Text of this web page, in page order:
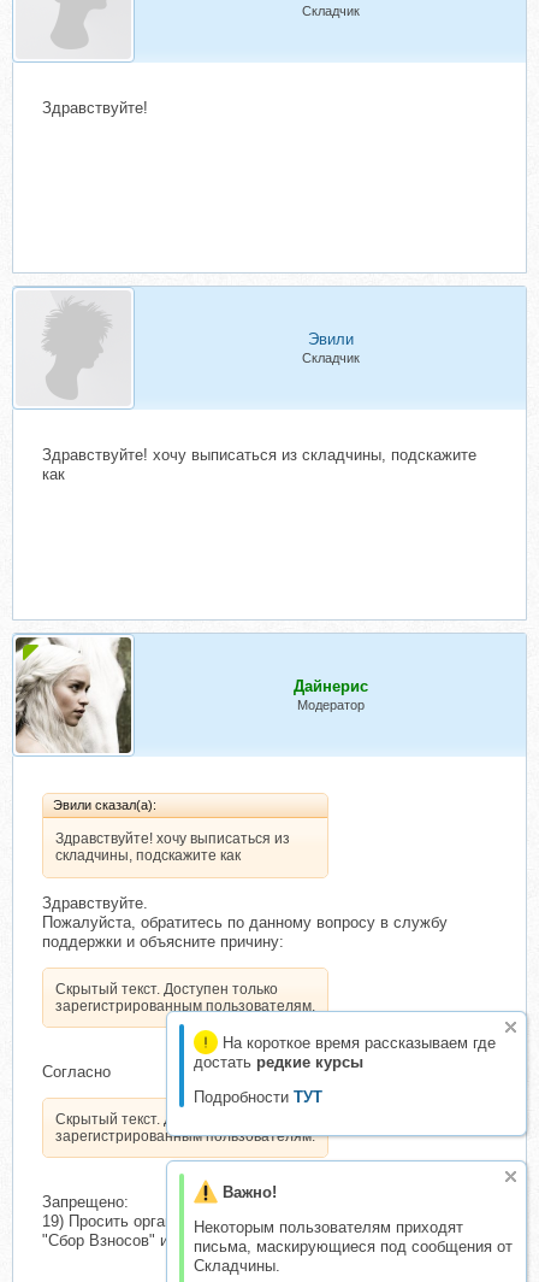
На короткое время рассказываем где
достать редкие курсы
Подробности ТУТ
Важно!
Некоторым пользователям приходят
письма, маскирующиеся под сообщения от
Складчины.
Складчик
Здравствуйте!
Эвили
Складчик
Здравствуйте! хочу выписаться из складчины, подскажите
как
Дайнерис
Модератор
Эвили сказал(а):
Здравствуйте! хочу выписаться из
складчины, подскажите как
Здравствуйте.
Пожалуйста, обратитесь по данному вопросу в службу
поддержки и объясните причину:
Скрытый текст. Доступен только
зарегистрированным пользователям.
Согласно
Скрытый текст. Доступен только
зарегистрированным пользователям.
Запрещено:
19) Просить организатора выписать из складчины на этапах
"Сбор Взносов" и "Доступно".